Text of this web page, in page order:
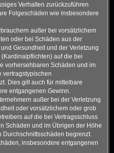
Verhalten zurückzuführen
Folgeschäden wie insbesondere
außer bei vorsätzlichem
oder bei Schäden aus der
Gesundheit und der Verletzung
auf die bei
vorhersehbaren Schäden und im
vertragstypischen
Dies gilt auch für mittelbare
entgangenen Gewinn.
außer bei der Verletzung
oder vorsätzlichem oder grob
auf die bei Vertragsschluss
Schäden und im Übrigen der Höhe
begrenzt.
insbesondere entgangenen